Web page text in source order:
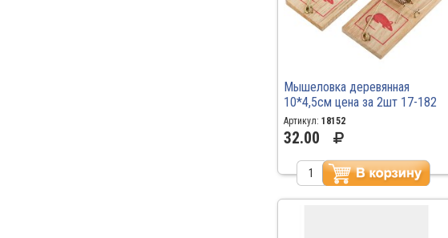
Мышеловка деревянная
10*4,5см цена за 2шт 17-182
\300
Артикул:18152
32.00